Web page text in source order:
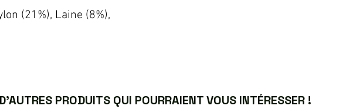
(21%), Laine (8%),
PRODUITS QUI POURRAIENT VOUS INTÉRESSER !